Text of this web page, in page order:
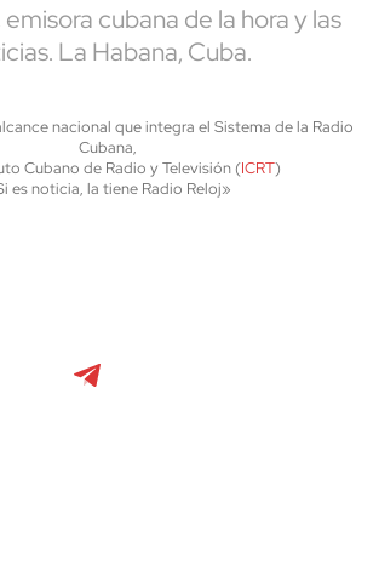
emisora cubana de la hora y las
La Habana, Cuba.
nacional que integra el Sistema de la Radio
Cubana,
Cubano de Radio y Televisión (ICRT)
es noticia, la tiene Radio Reloj»